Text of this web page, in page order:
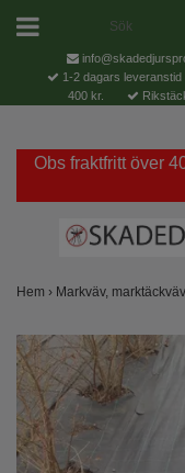
1-2 dagars
400 kr.
Obs fraktfritt över
Hem › Markväv, marktäckväv